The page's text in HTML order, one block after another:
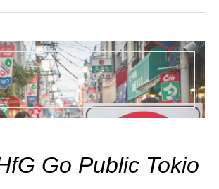
Go Public Tokio